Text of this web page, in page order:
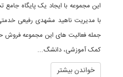
این مجموعه با ایجاد یک پایگاه
با مدیریت ناهید مشهدی رفیعی
جمله فعالیت های این مجموعه فروش
کمک آموزشی، دانشگ...
خواندن بیشتر